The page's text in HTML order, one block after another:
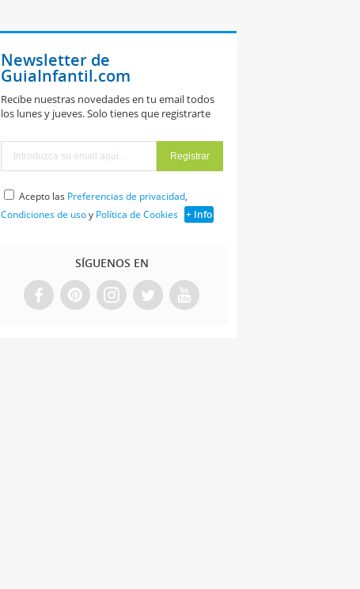
Newsletter de
GuiaInfantil.com
Recibe nuestras novedades en tu email todos
los lunes y jueves. Solo tienes que registrarte
Acepto las Preferencias de privacidad,
Condiciones de usoy Política de Cookies + Info
SÍGUENOS EN